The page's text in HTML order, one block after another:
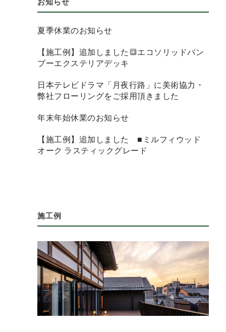
夏季休業のお知らせ
【施工例】追加しました🔳エコソリッドバン
ブーエクステリアデッキ
日本テレビドラマ「月夜行路」に美術協力・
弊社フローリングをご採用頂きました
年末年始休業のお知らせ
【施工例】追加しました ■ミルフィウッド
オーク ラスティックグレード
施工例